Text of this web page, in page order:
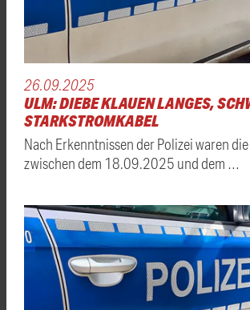
26.09.2025
ULM: DIEBE KLAUEN LANGES,
STARKSTROMKABEL
Nach Erkenntnissen der Polizei waren
zwischen dem 18.09.2025 und dem …